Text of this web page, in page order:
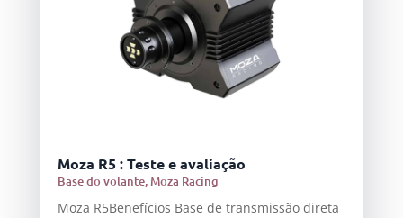
Moza R5 : Teste e avaliação
Base do volante,Moza Racing
Moza R5Benefícios Base de transmissão direta